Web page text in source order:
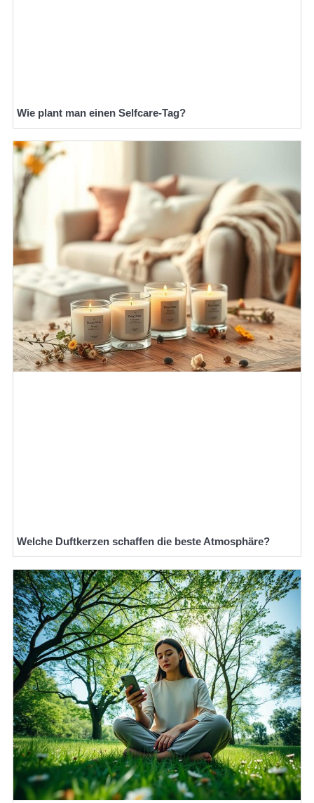
Wie plant man einen Selfcare-Tag?
Welche Duftkerzen schaffen die beste Atmosphäre?